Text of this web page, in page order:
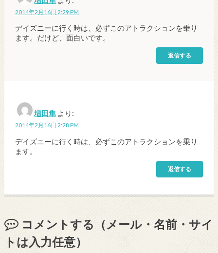
2014年2月16日 2:29 PM
デイズニーに行く時は、必ずこのアトラクションを乗り
ます。だけど、面白いです。
返信する
増田隼 より:
2014年2月16日 2:28 PM
デイズニーに行く時は、必ずこのアトラクションを乗り
ます。
返信する
コメントする（メール・名前・サイ
トは入力任意）